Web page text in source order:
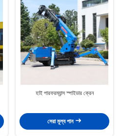
হাই পারফরম্যান্স স্পাইডার ক্রেন
সেরা মূল্য পান